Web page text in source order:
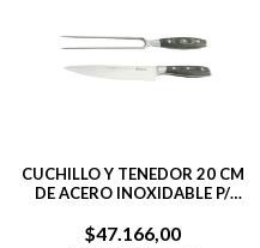
CUCHILLO Y TENEDOR 20 CM
DE ACERO INOXIDABLE P/
$47.166,00